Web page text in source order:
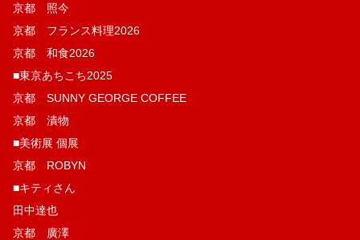
京都 照今
京都 フランス料理2026
京都 和食2026
■東京あちこち2025
京都 SUNNY GEORGE COFFEE
京都 漬物
■美術展 個展
京都 ROBYN
■キティさん
田中達也
京都 廣澤